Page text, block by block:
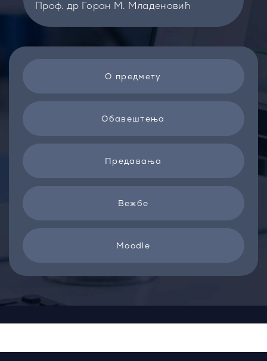
Проф. др Горан М. Младеновић
О предмету
Обавештења
Предавања
Вежбе
Moodle